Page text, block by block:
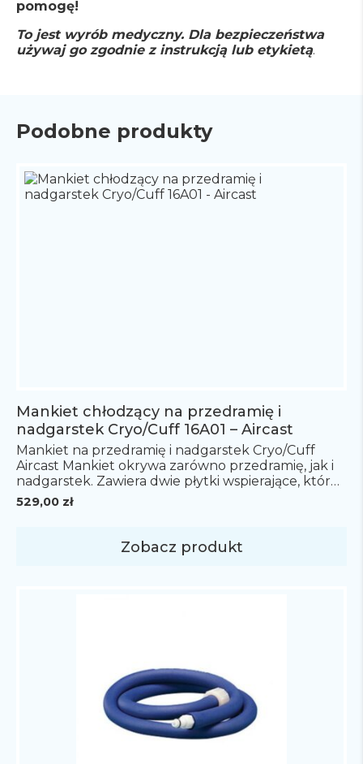
pomogę!
To jest wyrób medyczny. Dla bezpieczeństwa
używaj go zgodnie z instrukcją lub etykietą.
Podobne produkty
Mankiet chłodzący na przedramię i
nadgarstek Cryo/Cuff 16A01 – Aircast
529,00 zł
Mankiet na przedramię i nadgarstek Cryo/Cuff
Aircast Mankiet okrywa zarówno przedramię, jak i
nadgarstek. Zawiera dwie płytki wspierające, które
można wyjąć, jeśli potrzebny jest większy zakres
ruchu. Rozmiar uniwersalny. Idealne rozwiązanie
kontuzjowanego nadgarstka. Cena nie zawiera
termosu. Termos na zimną wodę dostępny w
Zobacz produkt